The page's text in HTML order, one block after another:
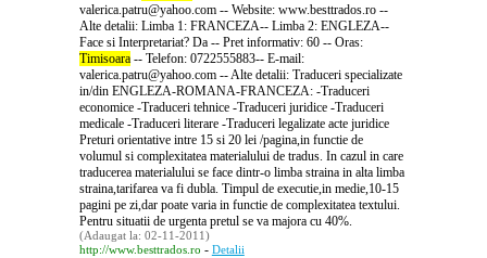
valerica.patru@yahoo.com -- Website: www.besttrados.ro --
Alte detalii: Limba 1: FRANCEZA-- Limba 2: ENGLEZA--
Face si Interpretariat? Da -- Pret informativ: 60 -- Oras:
Timisoara-- Telefon: 0722555883-- E-mail:
valerica.patru@yahoo.com -- Alte detalii: Traduceri specializate
in/din ENGLEZA-ROMANA-FRANCEZA: -Traduceri
economice -Traduceri tehnice -Traduceri juridice -Traduceri
medicale -Traduceri literare -Traduceri legalizate acte juridice
Preturi orientative intre 15 si 20 lei /pagina,in functie de
volumul si complexitatea materialului de tradus. In cazul in care
traducerea materialului se face dintr-o limba straina in alta limba
straina,tarifarea va fi dubla. Timpul de executie,in medie,10-15
pagini pe zi,dar poate varia in functie de complexitatea textului.
Pentru situatii de urgenta pretul se va majora cu 40%.
(Adaugat la: 02-11-2011)
http://www.besttrados.ro - Detalii